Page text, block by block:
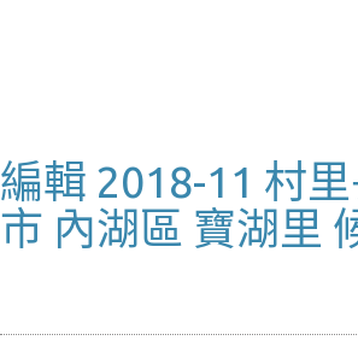
編輯 2018-11 村
市 內湖區 寶湖里